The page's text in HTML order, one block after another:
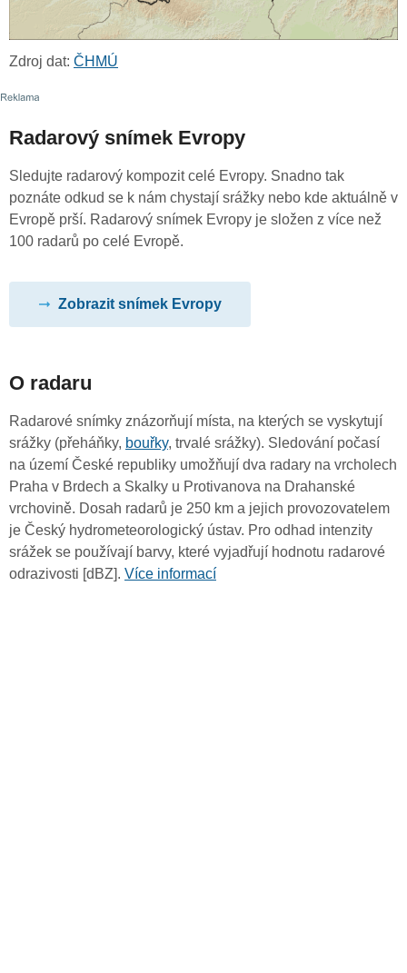
Zdroj dat: ČHMÚ
Radarový snímek Evropy
Sledujte radarový kompozit celé Evropy. Snadno tak
poznáte odkud se k nám chystají srážky nebo kde aktuálně v
Evropě prší. Radarový snímek Evropy je složen z více než
100 radarů po celé Evropě.
Zobrazit snímek Evropy
O radaru
Radarové snímky znázorňují místa, na kterých se vyskytují
srážky (přeháňky, bouřky, trvalé srážky). Sledování počasí
na území České republiky umožňují dva radary na vrcholech
Praha v Brdech a Skalky u Protivanova na Drahanské
vrchovině. Dosah radarů je 250 km a jejich provozovatelem
je Český hydrometeorologický ústav. Pro odhad intenzity
srážek se používají barvy, které vyjadřují hodnotu radarové
odrazivosti [dBZ]. Více informací